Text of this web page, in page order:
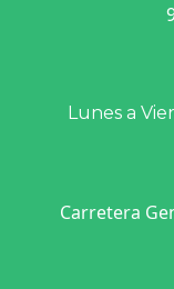
Lunes a
Carretera